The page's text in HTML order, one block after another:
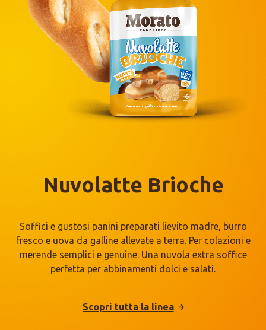
Nuvolatte Brioche
Soffici e gustosi panini preparati lievito madre, burro
fresco e uova da galline allevate a terra. Per colazioni e
merende semplici e genuine. Una nuvola extra soffice
perfetta per abbinamenti dolci e salati.
Scopri tutta la linea